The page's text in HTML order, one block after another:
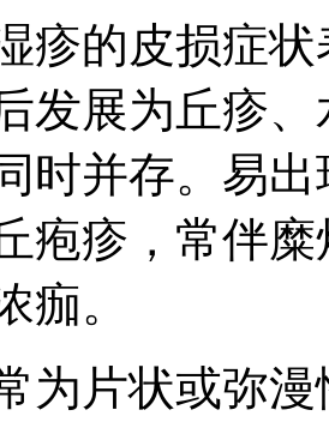
的皮损症状
发展为丘疹
时并存。易
疱疹，常伴
痂。
片状或弥漫